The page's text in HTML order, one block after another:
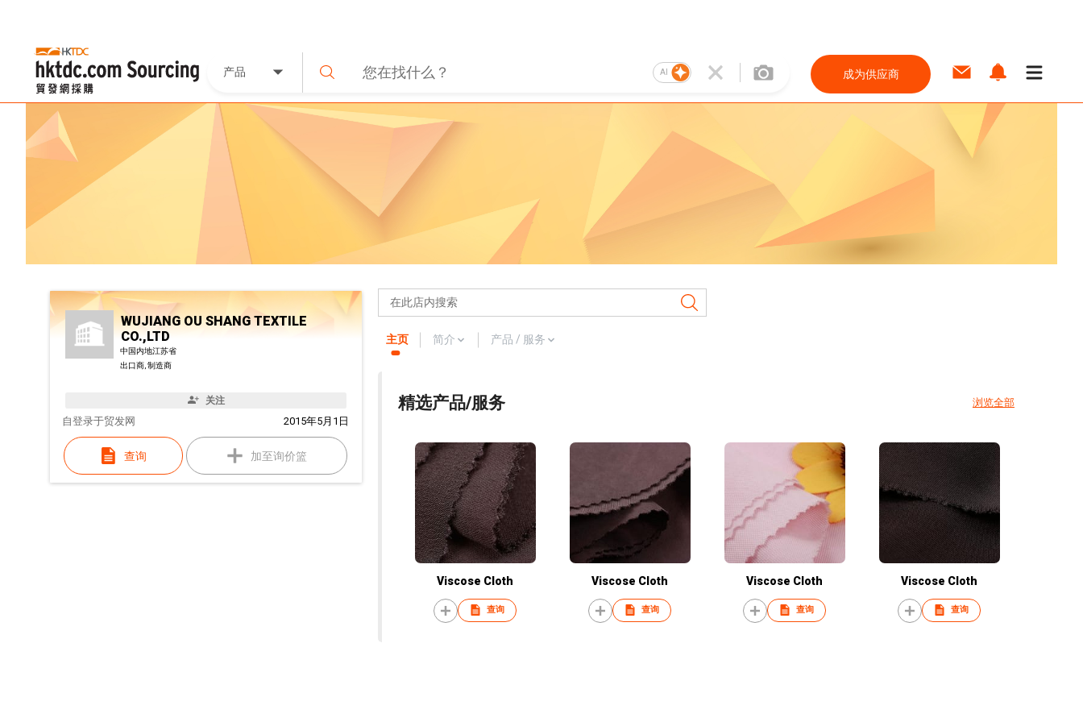
产品 AI 成为供应商
WUJIANG OU SHANG TEXTILE
CO.,LTD
中国内地江苏省
出口商, 制造商
关注
自 2015年5月1日
登录于贸发网
查询 加至询价篮
主页 简介 产品 / 服务
精选产品/服务 浏览全部
Viscose Cloth
查询
Viscose Cloth
查询
Viscose Cloth
查询
Viscose Cloth
查询